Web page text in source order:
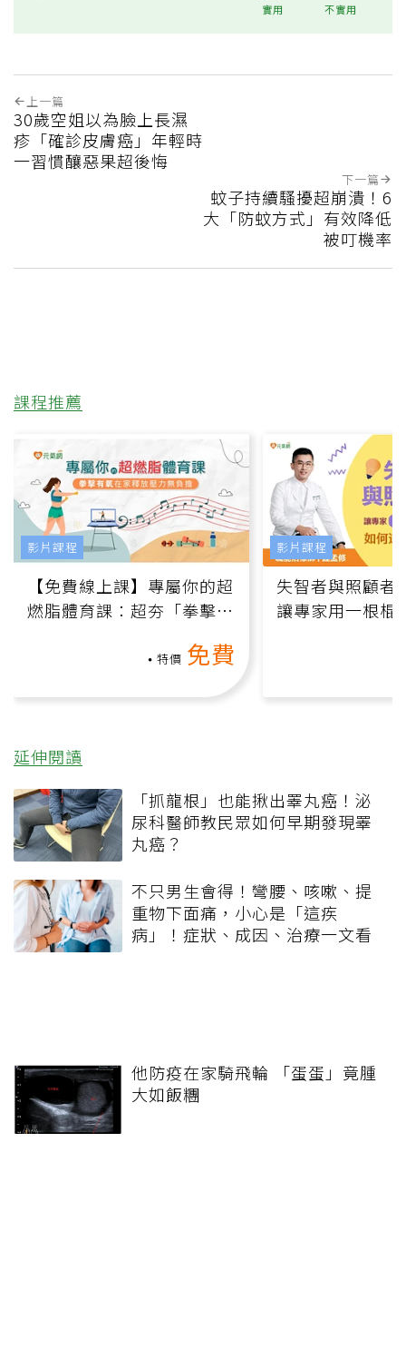
實用 不實用
上一篇
30歲空姐以為臉上長濕
疹「確診皮膚癌」年輕時
一習慣釀惡果超後悔
下一篇
蚊子持續騷擾超崩潰！6
大「防蚊方式」有效降低
被叮機率
課程推薦
【免費線上課】專屬你的超
燃脂體育課：超夯「拳擊有
特價 免費
影片課程
失智者與照顧者
讓專家用一根棍
影片課程
延伸閱讀
「抓龍根」也能揪出睪丸癌！泌
尿科醫師教民眾如何早期發現睪
丸癌？
不只男生會得！彎腰、咳嗽、提
重物下面痛，小心是「這疾
病」！症狀、成因、治療一文看
他防疫在家騎飛輪 「蛋蛋」竟腫
大如飯糰